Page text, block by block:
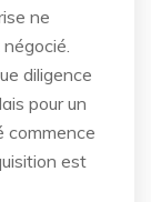
ne
diligence
pour un
commence
est